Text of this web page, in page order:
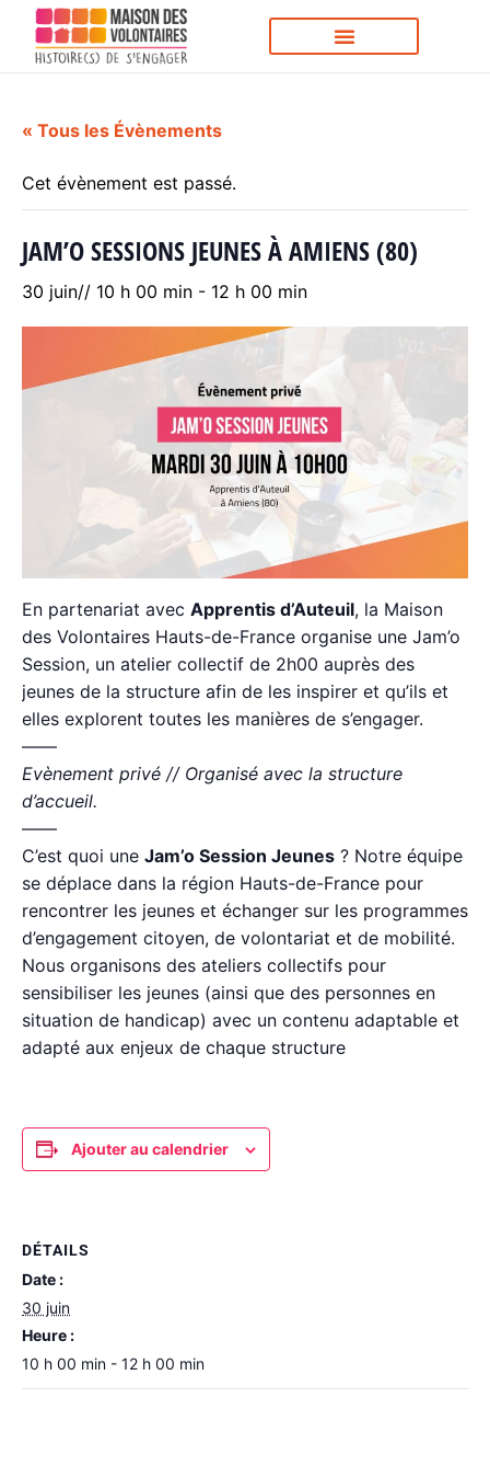
« Tous les Évènements
Cet évènement est passé.
JAM’O SESSIONS JEUNES À AMIENS (80)
30 juin// 10 h 00 min - 12 h 00 min
En partenariat avec Apprentis d’Auteuil, la Maison
des Volontaires Hauts-de-France organise une Jam’o
Session, un atelier collectif de 2h00 auprès des
jeunes de la structure afin de les inspirer et qu’ils et
elles explorent toutes les manières de s’engager.
——
Evènement privé // Organisé avec la structure
d’accueil.
——
C’est quoi une Jam’o Session Jeunes ? Notre équipe
se déplace dans la région Hauts-de-France pour
rencontrer les jeunes et échanger sur les programmes
d’engagement citoyen, de volontariat et de mobilité.
Nous organisons des ateliers collectifs pour
sensibiliser les jeunes (ainsi que des personnes en
situation de handicap) avec un contenu adaptable et
adapté aux enjeux de chaque structure
Ajouter au calendrier
DÉTAILS
Date :
30 juin
Heure :
10 h 00 min - 12 h 00 min